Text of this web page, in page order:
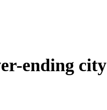
ending city